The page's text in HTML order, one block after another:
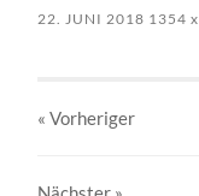
22. JUNI 2018 1354x
« Vorheriger